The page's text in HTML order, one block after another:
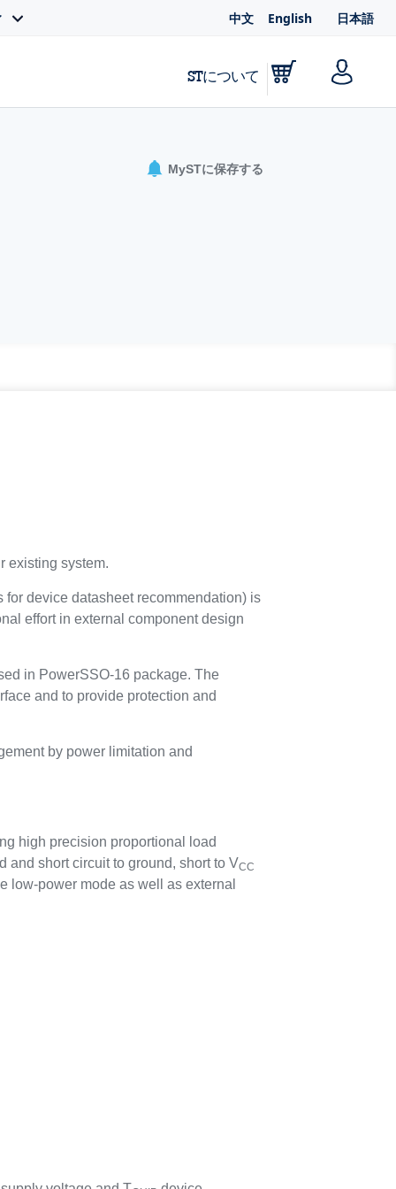
中文 English 日本語
STについて
MySTに保存する
existing system.
device datasheet recommendation) is
effort in external component design
in PowerSSO-16 package. The
and to provide protection and
by power limitation and
high precision proportional load
and short circuit to ground, short to VCC
low-power mode as well as external